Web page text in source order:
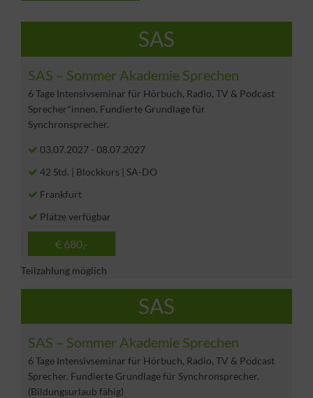
SAS
SAS – Sommer Akademie Sprechen
6 Tage Intensivseminar für Hörbuch, Radio, TV & Podcast
Sprecher*innen. Fundierte Grundlage für
Synchronsprecher.
03.07.2027 - 08.07.2027
42 Std. | Blockkurs | SA-DO
Frankfurt
Plätze verfügbar
€ 680,-
Teilzahlung möglich
SAS
SAS – Sommer Akademie Sprechen
6 Tage Intensivseminar für Hörbuch, Radio, TV & Podcast
Sprecher. Fundierte Grundlage für Synchronsprecher.
(Bildungsurlaub fähig)